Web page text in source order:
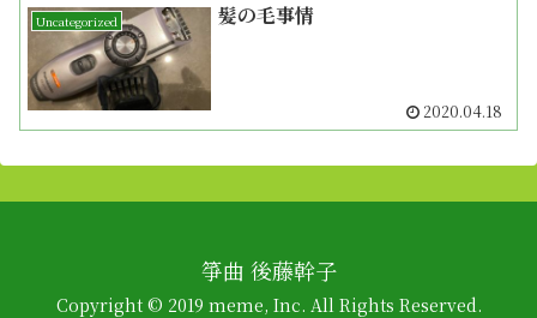
Uncategorized 髪の毛事情
2020.04.18
箏曲 後藤幹子
Copyright © 2019 meme, Inc. All Rights Reserved.